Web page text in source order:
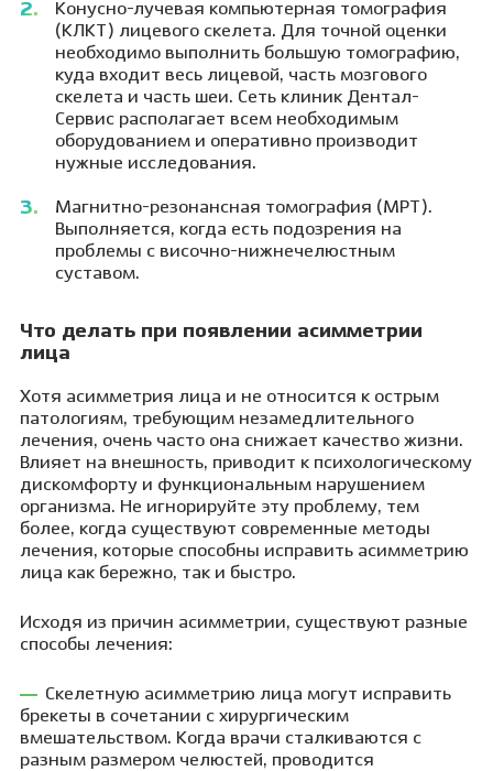
Конусно-лучевая компьютерная томография
(КЛКТ) лицевого скелета. Для точной оценки
необходимо выполнить большую томографию,
куда входит весь лицевой, часть мозгового
скелета и часть шеи. Сеть клиник Дентал-
Сервис располагает всем необходимым
оборудованием и оперативно производит
нужные исследования.
Магнитно-резонансная томография (МРТ).
Выполняется, когда есть подозрения на
проблемы с височно-нижнечелюстным
суставом.
Что делать при появлении асимметрии
лица
Хотя асимметрия лица и не относится к острым
патологиям, требующим незамедлительного
лечения, очень часто она снижает качество жизни.
Влияет на внешность, приводит к психологическому
дискомфорту и функциональным нарушением
организма. Не игнорируйте эту проблему, тем
более, когда существуют современные методы
лечения, которые способны исправить асимметрию
лица как бережно, так и быстро.
Исходя из причин асимметрии, существуют разные
способы лечения:
Скелетную асимметрию лица могут исправить
брекеты в сочетании с хирургическим
вмешательством. Когда врачи сталкиваются с
разным размером челюстей, проводится